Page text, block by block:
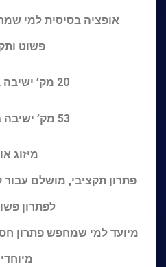
אופציה בסיסית למי
פשוט
20 מק’ ישיבה במיניבוס
53 מק’ ישיבה באוטובוס
מיזוג
פתרון תקציבי, מושלם עבור
לפתרון
מיועד למי שמחפש פתרון